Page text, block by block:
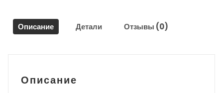
Астра
H
Описание Детали Отзывы (0)
Описание